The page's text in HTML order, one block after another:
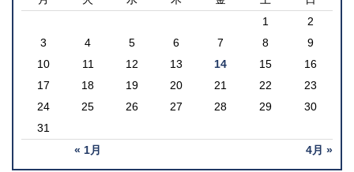
« 1月 4月 »
1
2
3
4 5 6 7 8
9
10
11 12 13 14 15
16
17
18 19 20 21 22
23
24
25 26 27 28 29
30
31